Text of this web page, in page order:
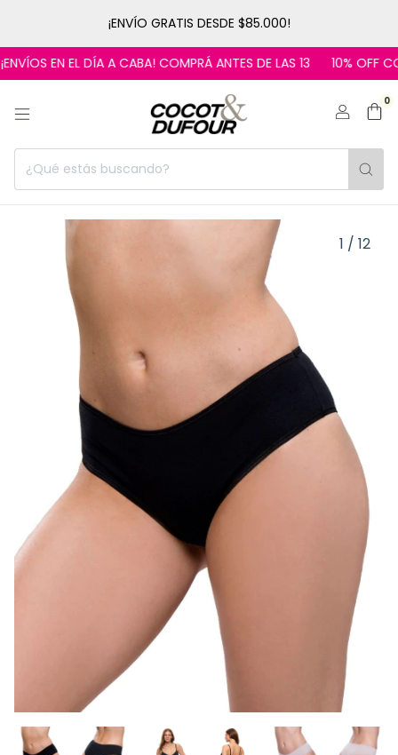
¡ENVÍO GRATIS DESDE $85.000!
EN EL DÍA A CABA! COMPRÁ ANTES DE LAS 13 10% OFF
0
1 / 12